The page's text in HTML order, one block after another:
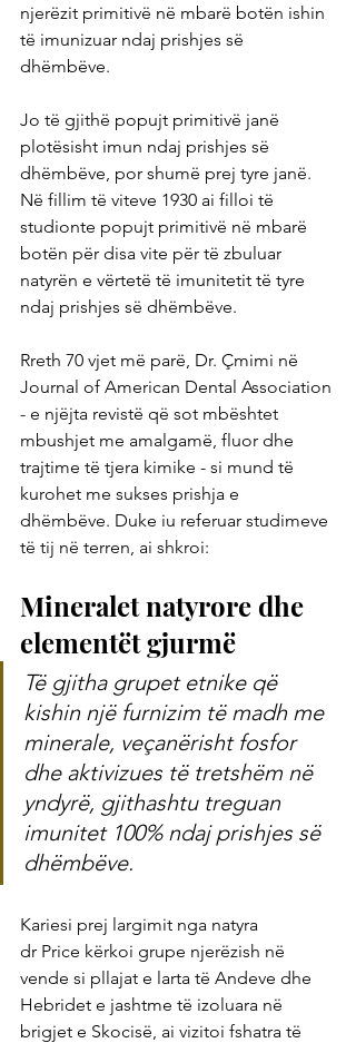
njerëzit primitivë në mbarë botën ishin
të imunizuar ndaj prishjes së
dhëmbëve.
Jo të gjithë popujt primitivë janë
plotësisht imun ndaj prishjes së
dhëmbëve, por shumë prej tyre janë.
Në fillim të viteve 1930 ai filloi të
studionte popujt primitivë në mbarë
botën për disa vite për të zbuluar
natyrën e vërtetë të imunitetit të tyre
ndaj prishjes së dhëmbëve.
Rreth 70 vjet më parë, Dr. Çmimi në
Journal of American Dental Association
- e njëjta revistë që sot mbështet
mbushjet me amalgamë, fluor dhe
trajtime të tjera kimike - si mund të
kurohet me sukses prishja e
dhëmbëve. Duke iu referuar studimeve
të tij në terren, ai shkroi:
Mineralet natyrore dhe
elementët gjurmë
Të gjitha grupet etnike që
kishin një furnizim të madh me
minerale, veçanërisht fosfor
dhe aktivizues të tretshëm në
yndyrë, gjithashtu treguan
imunitet 100% ndaj prishjes së
dhëmbëve.
Kariesi prej largimit nga natyra
dr Price kërkoi grupe njerëzish në
vende si pllajat e larta të Andeve dhe
Hebridet e jashtme të izoluara në
brigjet e Skocisë, ai vizitoi fshatra të